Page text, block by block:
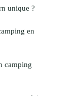
unique ?
en
camping